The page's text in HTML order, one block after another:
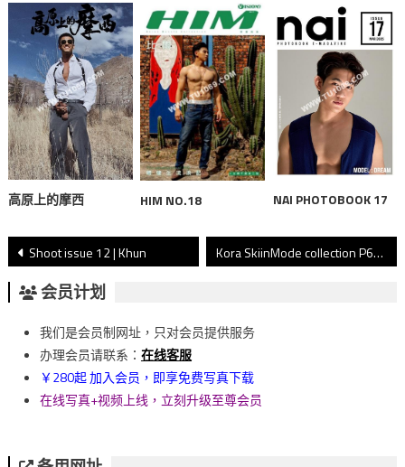
高原上的摩西 HIM NO.18 NAI PHOTOBOOK 17
文
章
導
覽
Shoot issue 12 | Khun Kora SkiinMode collection P62
会员计划
我们是会员制网址，只对会员提供服务
办理会员请联系： 在线客服
￥280起 加入会员，即享免费写真下载
在线写真+视频上线，立刻升级至尊会员